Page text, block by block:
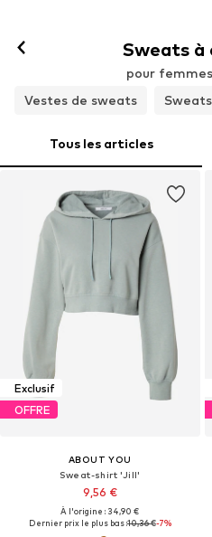
Sweats à
pour
Vestes de sweats
Sweats
Tous les articles
Exclusif
OFFRE
ABOUT YOU
Sweat-shirt 'Jill'
9,56 €
À l'origine : 34,90 €
Dernier prix le plus bas :10,36 €-7%